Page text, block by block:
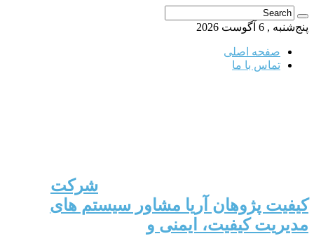
پنج‌شنبه , 6 آگوست 2026
صفحه اصلی
تماس با ما
شرکت
کیفیت پژوهان آریا مشاور سیستم های
مدیریت کیفیت، ایمنی و